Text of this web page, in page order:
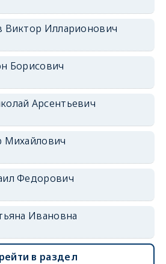
Виктор Илларионович
Борисович
Арсентьевич
Михайлович
Федорович
Ивановна
в раздел